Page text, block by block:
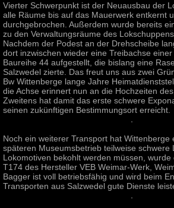
Vierter Schwerpunkt ist der Neuausbau der
alle Räume bis auf das Mauerwerk entkernt
durchgebrochen. Außerdem wurde bereits
zu den Verwaltungsräume des
Nachdem der Podest an der Drehscheibe
dort inzwischen wieder eine Treibachse
Baureihe 44 aufgestellt, die bislang eine
Salzwedel zierte. Das freut uns aus zwei
Bw Wittenberge lange Jahre
die Achse erinnert nun an die Hochzeiten
Zweitens hat damit das erste schwere
seinen zukünftigen Bestimmungsort erreicht.
Noch ein weiterer Transport hat Wittenberge
späteren Museumsbetrieb teilweise schwere
Lokomotiven bekohlt werden müssen,
T174 des Hersteller VEB Weimar-Werk,
Bagger ist voll betriebsfähig und wird beim
Transporten aus Salzwedel gute Dienste